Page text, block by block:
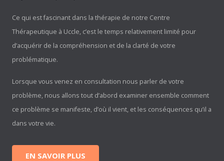
Ce qui est fascinant dans la thérapie de notre Centre
Thérapeutique à Uccle, c’est le temps relativement limité pour
d’acquérir de la compréhension et de la clarté de votre
problématique.
Lorsque vous venez en consultation nous parler de votre
problème, nous allons tout d’abord examiner ensemble comment
ce problème se manifeste, d’où il vient, et les conséquences qu’il a
dans votre vie.
EN SAVOIR PLUS